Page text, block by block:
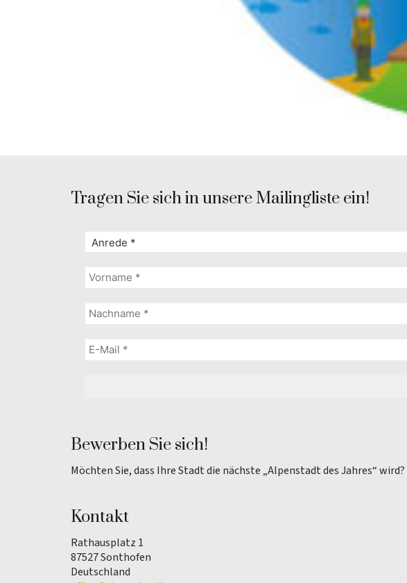
Tragen Sie sich in unsere Mailingliste ein!
Bewerben Sie sich!
Möchten Sie, dass Ihre Stadt die nächste „Alpenstadt des Jahres“ wird?
Kontakt
Rathausplatz 1
87527 Sonthofen
Deutschland